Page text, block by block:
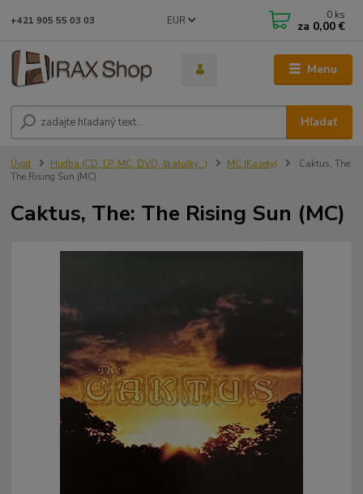
Menu
EUR
Hľadať
+421 905 55 03 03 0 ks
za 0,00 €
Úvod Hudba (CD, LP, MC, DVD, škatuľky...) MC (Kazety)
Caktus, The:
The Rising Sun (MC)
Caktus, The: The Rising Sun (MC)